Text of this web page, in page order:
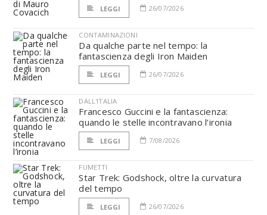
LEGGI 26/07/2026
CONTAMINAZIONI
Da qualche parte nel tempo: la
fantascienza degli Iron Maiden
LEGGI 26/07/2026
DALL'ITALIA
Francesco Guccini e la fantascienza:
quando le stelle incontravano l’ironia
LEGGI 7/08/2026
FUMETTI
Star Trek: Godshock, oltre la curvatura
del tempo
LEGGI 26/07/2026